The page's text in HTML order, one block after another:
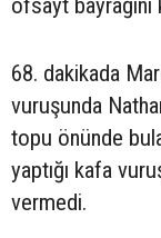
ofsayt bayrağını
68. dakikada
vuruşunda
topu önünde
yaptığı kafa
vermedi.